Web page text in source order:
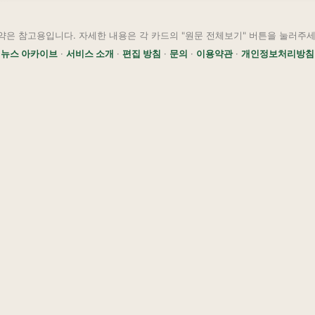
은 참고용입니다. 자세한 내용은 각 카드의 "원문 전체보기" 버튼을 눌러주
뉴스 아카이브 · 서비스 소개 · 편집 방침 · 문의 · 이용약관· 개인정보처리방침